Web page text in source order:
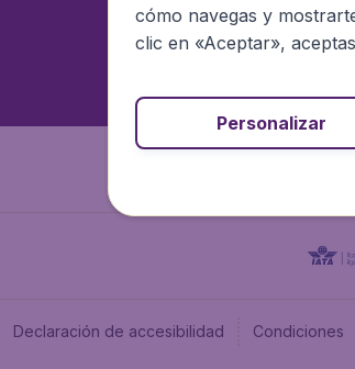
Declaración de accesibilidad Condiciones
cómo navegas y
clic en «Aceptar»,
Personalizar